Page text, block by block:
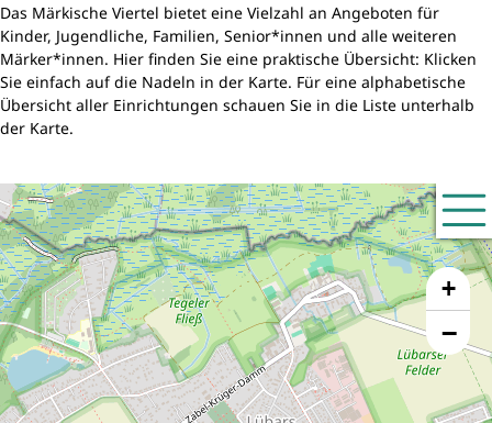
Das Märkische Viertel bietet eine Vielzahl an Angeboten für
Kinder, Jugendliche, Familien, Senior*innen und alle weiteren
Märker*innen. Hier finden Sie eine praktische Übersicht: Klicken
Sie einfach auf die Nadeln in der Karte. Für eine alphabetische
Übersicht aller Einrichtungen schauen Sie in die Liste unterhalb
der Karte.
+
−